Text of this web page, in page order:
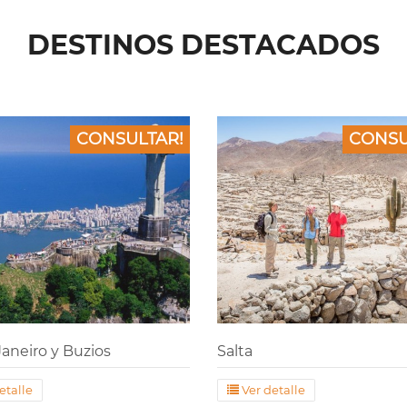
DESTINOS DESTACADOS
CONSULTAR!
y Buzios Salta
Ver detalle